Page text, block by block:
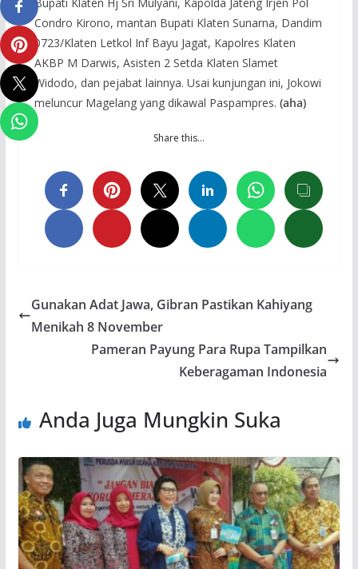
Condro Kirono, mantan Bupati Klaten Sunarna, Dandim
0723/Klaten Letkol Inf Bayu Jagat, Kapolres Klaten
AKBP M Darwis, Asisten 2 Setda Klaten Slamet
Widodo, dan pejabat lainnya. Usai kunjungan ini, Jokowi
meluncur Magelang yang dikawal Paspampres. (aha)
Share this…
Gunakan Adat Jawa, Gibran Pastikan Kahiyang
Menikah 8 November
Pameran Payung Para Rupa Tampilkan
Keberagaman Indonesia
Anda Juga Mungkin Suka